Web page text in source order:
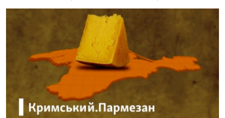
Перейти
ВСЕ ЗА ДЕНЬ
СПЕЦПРОЕКТИ
ДЕПОРТАЦІЯ
ВІДЕОУРОКИ «ELIFBE»
ЯК ОБІЙТИ БЛОКУВАННЯ
Русский